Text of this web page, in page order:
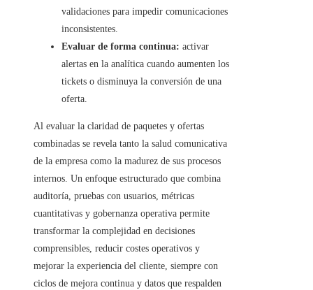
validaciones para impedir comunicaciones
inconsistentes.
Evaluar de forma continua: activar
alertas en la analítica cuando aumenten los
tickets o disminuya la conversión de una
oferta.
Al evaluar la claridad de paquetes y ofertas
combinadas se revela tanto la salud comunicativa
de la empresa como la madurez de sus procesos
internos. Un enfoque estructurado que combina
auditoría, pruebas con usuarios, métricas
cuantitativas y gobernanza operativa permite
transformar la complejidad en decisiones
comprensibles, reducir costes operativos y
mejorar la experiencia del cliente, siempre con
ciclos de mejora continua y datos que respalden